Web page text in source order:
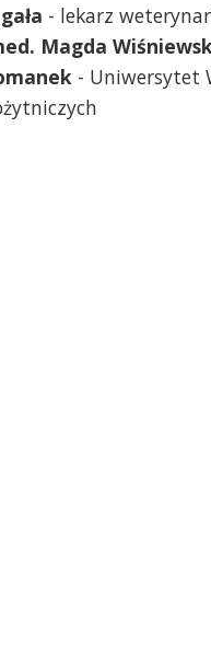
- lekarz
Magda
- Uniwersytet